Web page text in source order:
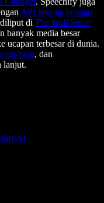
API teks ke ucapan
di The Wall Street
banyak media besar
ucapan terbesar di dunia.
blog, dan
lanjut.